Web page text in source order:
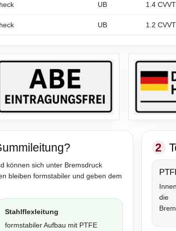
UB 1.4
UB 1.2
können sich unter Bremsdruck
bleiben formstabiler und geben dem
Stahlflexleitung
formstabiler Aufbau mit PTFE
2
die